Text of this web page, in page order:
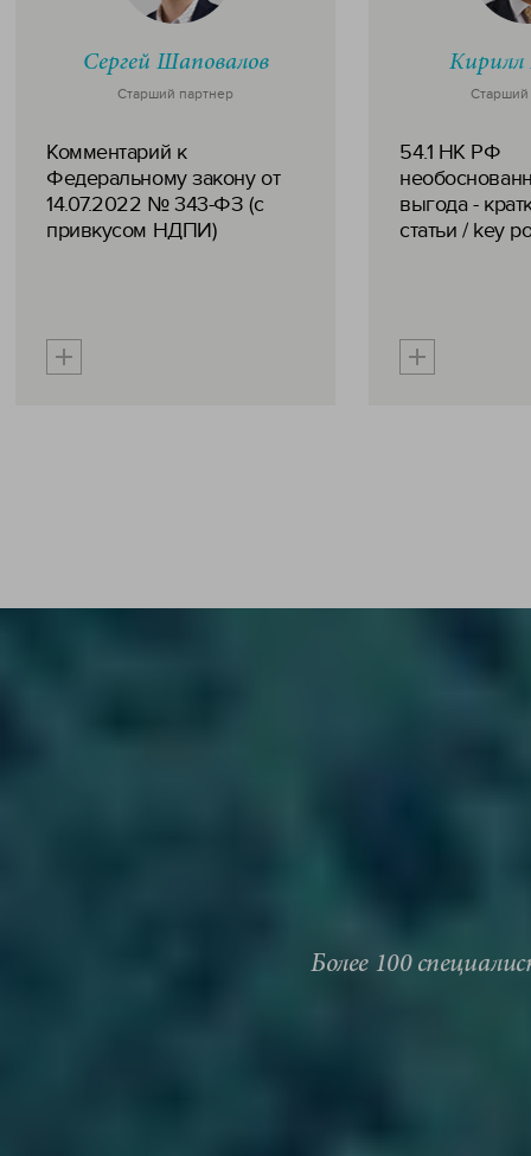
Сергей Шаповалов
Старший партнер
Комментарий к
Федеральному закону от
14.07.2022 № 343-ФЗ (с
привкусом НДПИ)
Кирилл
Старший
54.1 НК РФ
выгода -
статьи / key
Более 100